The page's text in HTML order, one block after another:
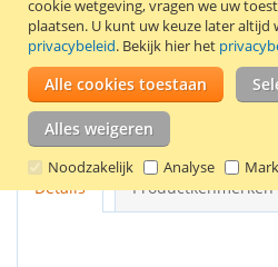
cookie wetgeving, vragen we uw
plaatsen. U kunt uw keuze later altijd
privacybeleid. Bekijk hier het
Alle cookies toestaan
Alles weigeren
Noodzakelijk Analyse
Clairefontaine Clairalfa
witheid (CIE171) en heeft een
gebruik. De ColorLok technologie
sneller droogt. Dit printpapier is
kleurenafdrukken.
Details Productkenmerken